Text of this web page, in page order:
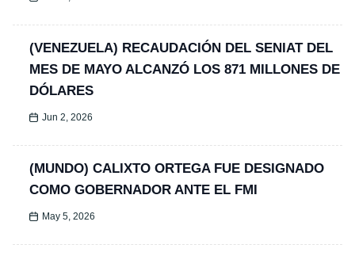
(VENEZUELA) RECAUDACIÓN DEL SENIAT DEL
MES DE MAYO ALCANZÓ LOS 871 MILLONES DE
DÓLARES
Jun 2, 2026
(MUNDO) CALIXTO ORTEGA FUE DESIGNADO
COMO GOBERNADOR ANTE EL FMI
May 5, 2026